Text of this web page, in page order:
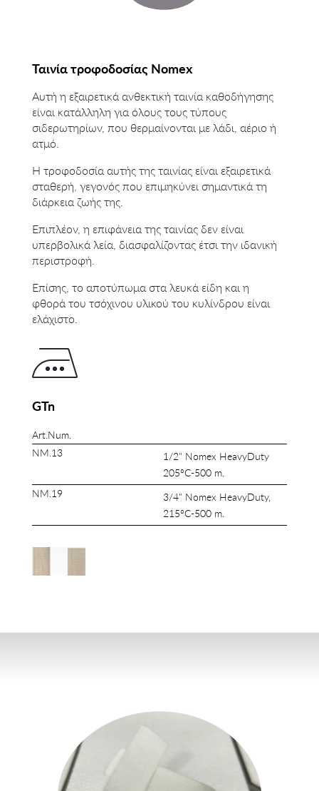
Ταινία τροφοδοσίας Nomex
Αυτή η εξαιρετικά ανθεκτική ταινία καθοδήγησης
είναι κατάλληλη για όλους τους τύπους
σιδερωτηρίων, που θερμαίνονται με λάδι, αέριο ή
ατμό.
Η τροφοδοσία αυτής της ταινίας είναι εξαιρετικά
σταθερή, γεγονός που επιμηκύνει σημαντικά τη
διάρκεια ζωής της.
Επιπλέον, η επιφάνεια της ταινίας δεν είναι
υπερβολικά λεία, διασφαλίζοντας έτσι την ιδανική
περιστροφή.
Επίσης, το αποτύπωμα στα λευκά είδη και η
φθορά του τσόχινου υλικού του κυλίνδρου είναι
ελάχιστο.
GTn
Art.Num.
NM.13
NM.19
1/2" Nomex HeavyDuty
205°C-500 m.
3/4" Nomex HeavyDuty,
215°C-500 m.